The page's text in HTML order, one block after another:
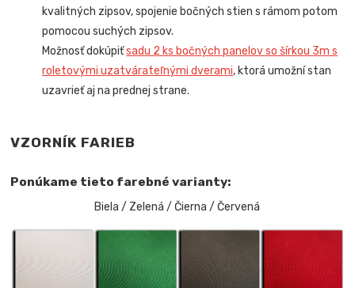
kvalitných zipsov, spojenie bočných stien s rámom potom
pomocou suchých zipsov.
Možnosť dokúpiťsadu 2 ks bočných panelov so šírkou 3m s
roletovými uzatvárateľnými dverami, ktorá umožní stan
uzavrieť aj na prednej strane.
VZORNÍK FARIEB
Ponúkame tieto farebné varianty:
Biela / Zelená / Čierna / Červená